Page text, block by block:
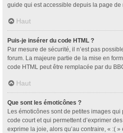
guide qui est accessible depuis la page de
Haut
Puis-je insérer du code HTML ?
Par mesure de sécurité, il n’est pas
forum. La majeure partie de la mise en
code HTML peut être remplacée par du
Haut
Que sont les émoticônes ?
Les émoticônes sont de petites images
code court et qui permettent d’exprimer
exprime la joie, alors qu’au contraire, « :(